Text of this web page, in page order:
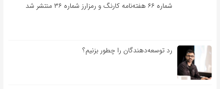
شماره ۶۶ هفته‌نامه کارنگ و رمزارز شماره ۳۶ منتشر شد
رد توسعه‌دهندگان را چطور بزنیم؟